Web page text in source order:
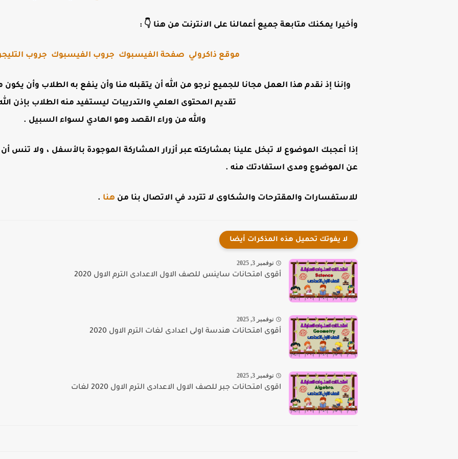
وأخيرا يمكنك متابعة جميع أعمالنا على الانترنت من هنا 👇 :
موقع ذاكرولي صفحة الفيسبوك جروب الفيسبوك جروب
وإننا إذ نقدم هذا العمل مجانا للجميع نرجو من الله أن يتقبله منا وأن ينفع به الطلاب وأن
تقديم المحتوى العلمي والتدريبات ليستفيد منه الطلاب بإذن
والله من وراء القصد وهو الهادي لسواء السبيل .
إذا أعجبك الموضوع لا تبخل علينا بمشاركته عبر أزرار المشاركة الموجودة بالأسفل ، ولا تنس أن
عن الموضوع ومدى استفادتك منه .
للاستفسارات والمقترحات والشكاوى لا تتردد في الاتصال بنا من هنا .
لا يفوتك تحميل هذه المذكرات أيضا
نوفمبر 3, 2025
أقوى امتحانات ساينس للصف الاول الاعدادى الترم الاول 2020
نوفمبر 3, 2025
أقوى امتحانات هندسة اولى اعدادى لغات الترم الاول 2020
نوفمبر 3, 2025
اقوى امتحانات جبر للصف الاول الاعدادى الترم الاول 2020 لغات